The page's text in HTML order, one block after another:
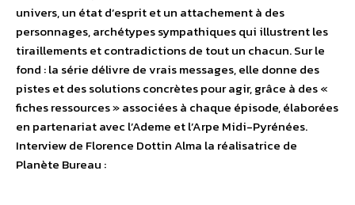
univers, un état d’esprit et un attachement à des
personnages, archétypes sympathiques qui illustrent les
tiraillements et contradictions de tout un chacun. Sur le
fond : la série délivre de vrais messages, elle donne des
pistes et des solutions concrètes pour agir, grâce à des «
fiches ressources » associées à chaque épisode, élaborées
en partenariat avec l’Ademe et l’Arpe Midi-Pyrénées.
Interview de Florence Dottin Alma la réalisatrice de
Planète Bureau :